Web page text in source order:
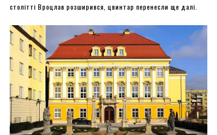
столітті Вроцлав розширився, цвинтар перенесли ще далі.